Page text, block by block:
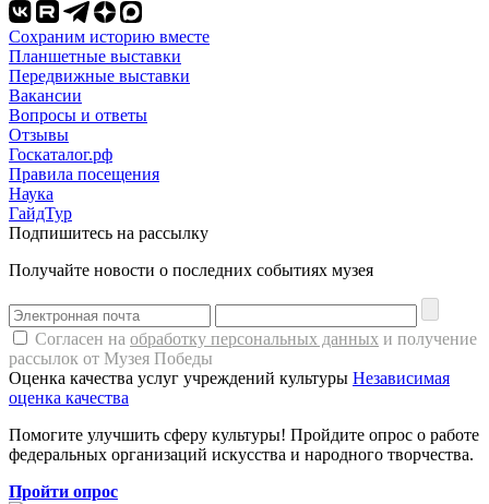
Сохраним историю вместе
Планшетные выставки
Передвижные выставки
Вакансии
Вопросы и ответы
Отзывы
Госкаталог.рф
Правила посещения
Наука
ГайдТур
Подпишитесь на рассылку
Получайте новости о последних событиях музея
Согласен на обработку персональных данных и получение
рассылок от Музея Победы
Оценка качества услуг учреждений культуры Независимая
оценка качества
Помогите улучшить сферу культуры! Пройдите опрос о работе
федеральных организаций искусства и народного творчества.
Пройти опрос